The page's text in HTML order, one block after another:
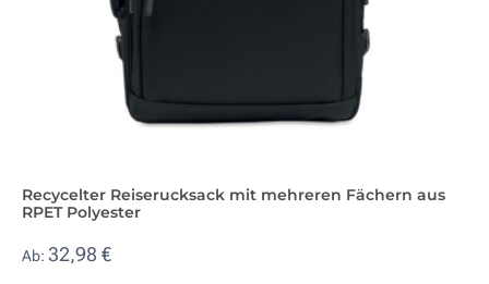
Recycelter Reiserucksack mit mehreren Fächern aus
RPET Polyester
Ab: 32,98 €